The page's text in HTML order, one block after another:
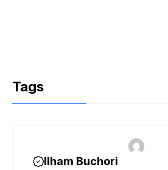
Tags
Ilham Buchori